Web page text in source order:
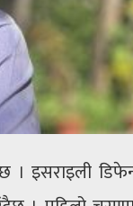
छ । इसराइली